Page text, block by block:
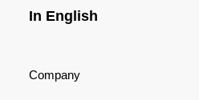
In English
Company